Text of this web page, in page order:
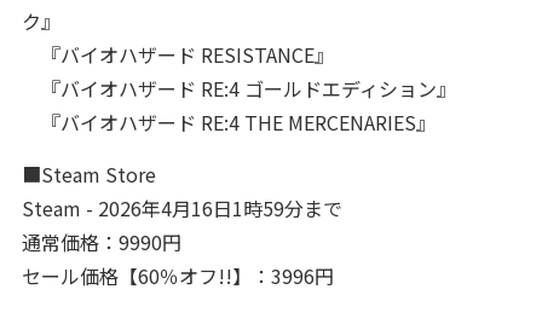
ク』
『バイオハザード RESISTANCE』
『バイオハザード RE:4 ゴールドエディション』
『バイオハザード RE:4 THE MERCENARIES』
■Steam Store
Steam - 2026年4月16日1時59分まで
通常価格：9990円
セール価格【60％オフ!!】：3996円